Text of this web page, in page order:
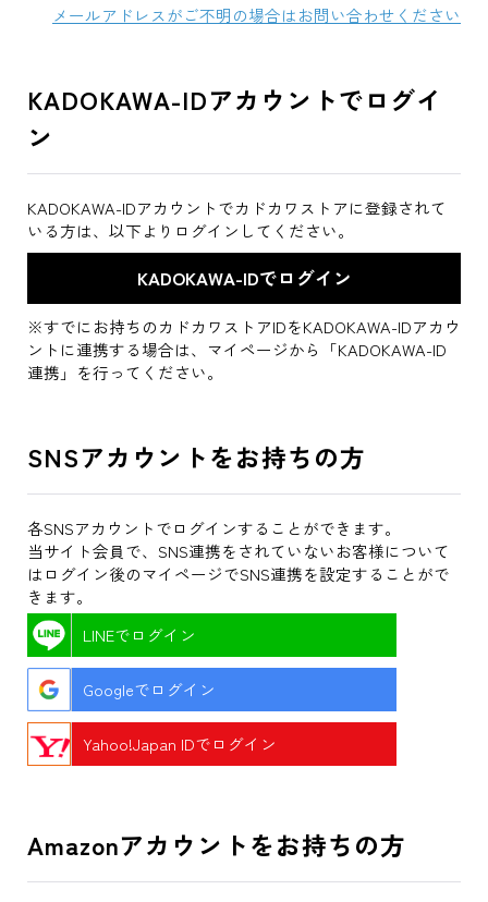
メールアドレスがご不明の場合はお問い合わせください
KADOKAWA-IDアカウントでログイ
ン
KADOKAWA-IDアカウントでカドカワストアに登録されて
いる方は、以下よりログインしてください。
※すでにお持ちのカドカワストアIDをKADOKAWA-IDアカウ
ントに連携する場合は、マイページから「KADOKAWA-ID
連携」を行ってください。
SNSアカウントをお持ちの方
各SNSアカウントでログインすることができます。
当サイト会員で、SNS連携をされていないお客様について
はログイン後のマイページでSNS連携を設定することがで
きます。
LINEでログイン
Googleでログイン
Yahoo!Japan IDでログイン
Amazonアカウントをお持ちの方